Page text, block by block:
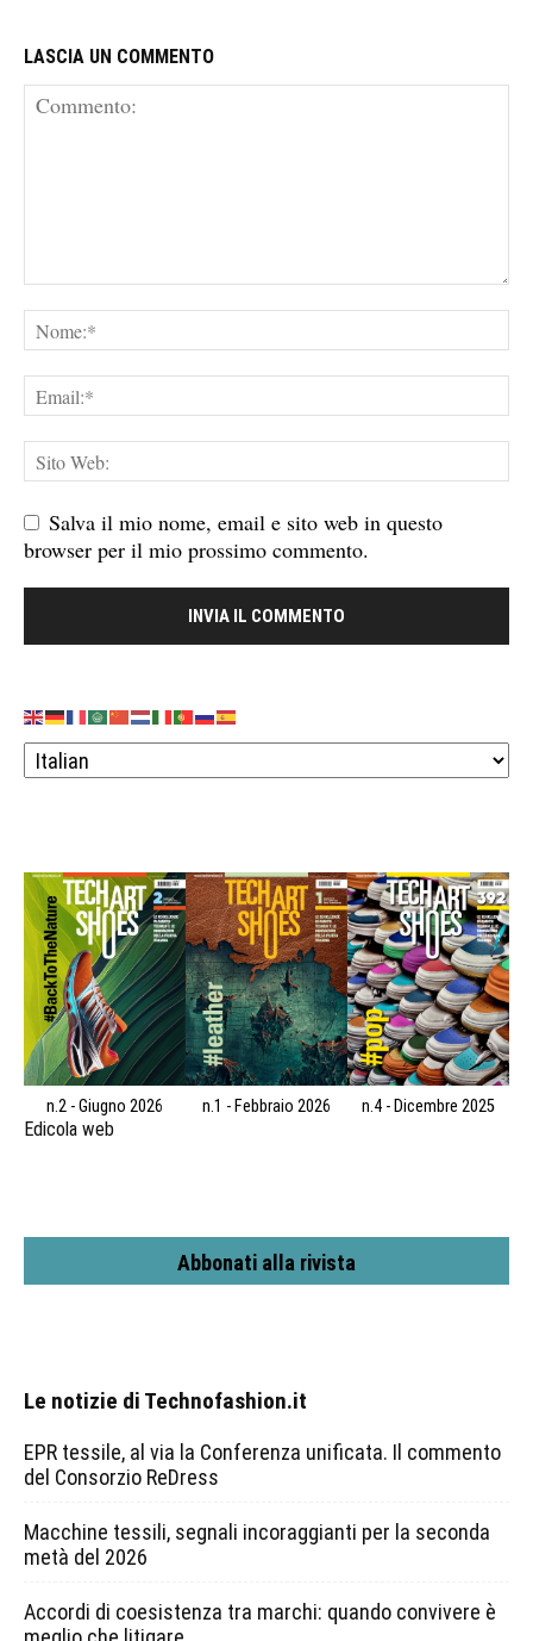
LASCIA UN COMMENTO
Salva il mio nome, email e sito web in questo
browser per il mio prossimo commento.
n.2 - Giugno 2026 n.1 - Febbraio 2026 n.4 - Dicembre 2025
Edicola web
Abbonati alla rivista
Le notizie di Technofashion.it
EPR tessile, al via la Conferenza unificata. Il commento
del Consorzio ReDress
Macchine tessili, segnali incoraggianti per la seconda
metà del 2026
Accordi di coesistenza tra marchi: quando convivere è